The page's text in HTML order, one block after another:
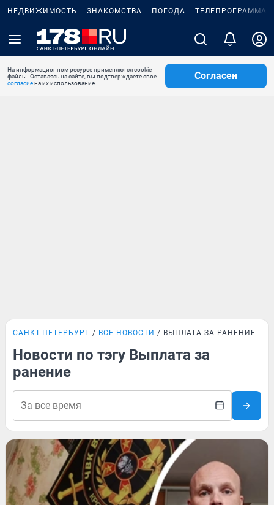
НЕДВИЖИМОСТЬ ЗНАКОМСТВА ПОГОДА ТЕЛЕПРОГРАММА
На информационном ресурсе применяются cookie-
файлы. Оставаясь на сайте, вы подтверждаете свое
согласиена их использование.
Согласен
САНКТ-ПЕТЕРБУРГ ВСЕ НОВОСТИ ВЫПЛАТА ЗА РАНЕНИЕ
Новости по тэгу Выплата за
ранение